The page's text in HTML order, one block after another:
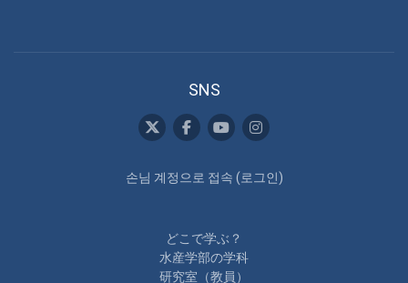
SNS
손님 계정으로 접속 (로그인)
どこで学ぶ？
水産学部の学科
研究室（教員）